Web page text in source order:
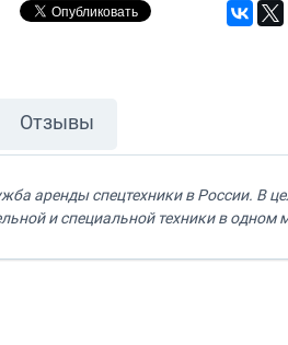
Отзывы
аренды спецтехники в России. В
и специальной техники в одном